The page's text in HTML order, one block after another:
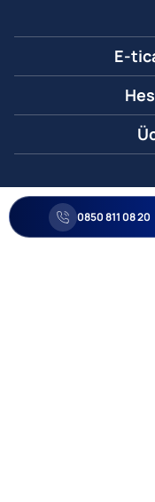
E-
0850 811
0850 811 08 20